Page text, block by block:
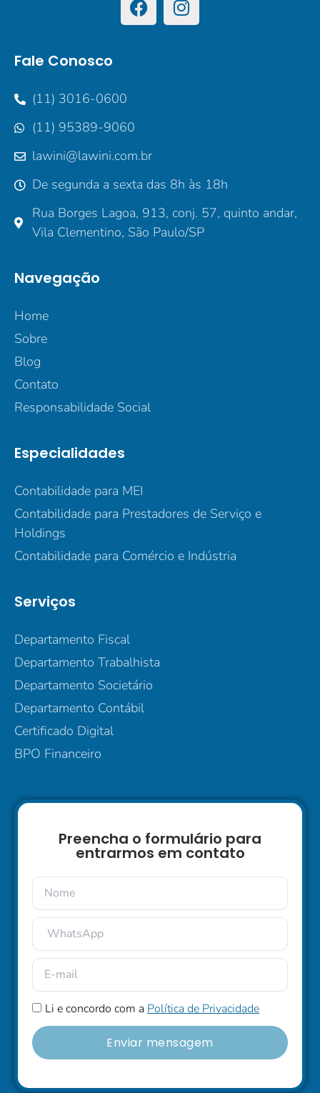
Fale Conosco
(11) 3016-0600
(11) 95389-9060
lawini@lawini.com.br
De segunda a sexta das 8h às 18h
Rua Borges Lagoa, 913, conj. 57, quinto andar,
Vila Clementino, São Paulo/SP
Navegação
Home
Sobre
Blog
Contato
Responsabilidade Social
Especialidades
Contabilidade para MEI
Contabilidade para Prestadores de Serviço e
Holdings
Contabilidade para Comércio e Indústria
Serviços
Departamento Fiscal
Departamento Trabalhista
Departamento Societário
Departamento Contábil
Certificado Digital
BPO Financeiro
Preencha o formulário para
entrarmos em contato
Li e concordo com a Política de Privacidade
Enviar mensagem